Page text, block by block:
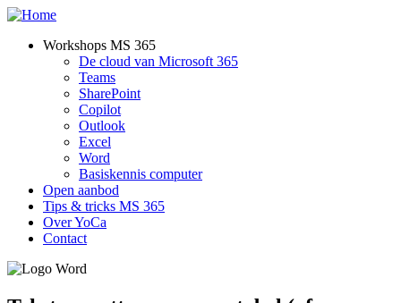
Overslaan
naar
Hoofdnavigatie
Workshops MS 365
De cloud van Microsoft 365
Teams
SharePoint
Copilot
Outlook
Excel
Word
Basiskennis computer
Open aanbod
Tips & tricks MS 365
Over YoCa
Contact
Afbeelding